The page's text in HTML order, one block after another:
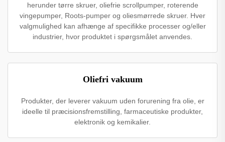
herunder tørre skruer, oliefrie scrollpumper, roterende
vingepumper, Roots-pumper og oliesmørrede skruer. Hver
valgmulighed kan afhænge af specifikke processer og/eller
industrier, hvor produktet i spørgsmålet anvendes.
Oliefri vakuum
Produkter, der leverer vakuum uden forurening fra olie, er
ideelle til præcisionsfremstilling, farmaceutiske produkter,
elektronik og kemikalier.